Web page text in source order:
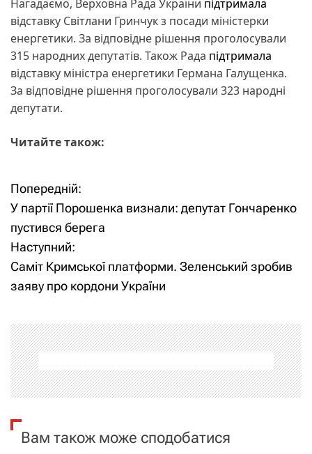
Нагадаємо, Верховна Рада України підтримала
відставку Світлани Гринчук з посади міністерки
енергетики. За відповідне рішення проголосували
315 народних депутатів. Також Рада підтримала
відставку міністра енергетики Германа Галущенка.
За відповідне рішення проголосували 323 народні
депутати.
Читайте також:
Н
а
в
і
а
ц
і
я
Попередній:
У партії Порошенка визнали: депутат Гончаренко
пустився берега
Наступний:
Саміт Кримської платформи. Зеленський зробив
заяву про кордони України
Вам також може сподобатися